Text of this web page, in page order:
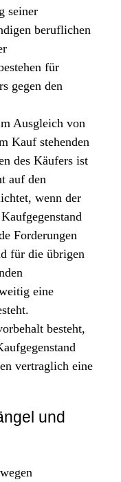
seiner
beruflichen
für
gegen den
Ausgleich von
Kauf stehenden
des Käufers ist
auf den
wenn der
Forderungen
für die übrigen
eine
besteht,
vertraglich eine
und